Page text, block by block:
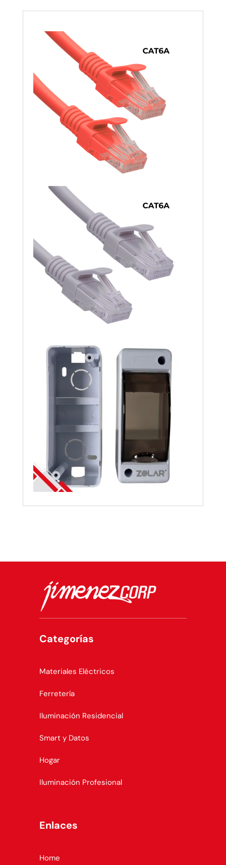
Categorías
Materiales Eléctricos
Ferretería
Iluminación Residencial
Smart y Datos
Hogar
Iluminación Profesional
Enlaces
Home